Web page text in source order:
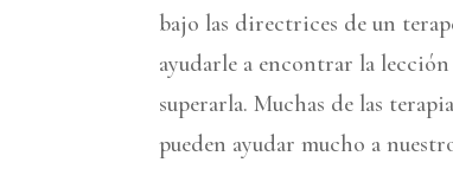
bajo las directrices de un
ayudarle a encontrar la
superarla. Muchas de las
pueden ayudar mucho a